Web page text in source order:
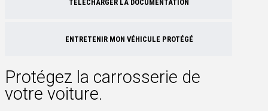
TÉLÉCHARGER LA DOCUMENTATION
ENTRETENIR MON VÉHICULE PROTÉGÉ
Protégez la carrosserie de
votre voiture.